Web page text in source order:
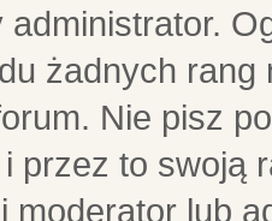
administrator.
żadnych
Nie pisz
przez to swoją
moderator lub